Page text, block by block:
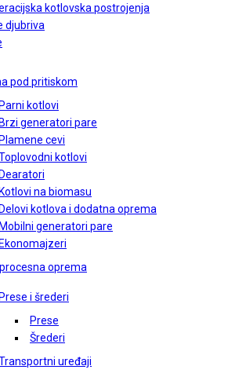
kotlovska postrojenja
djubriva
pod pritiskom
kotlovi
generatori pare
cevi
kotlovi
na biomasu
kotlova i dodatna oprema
generatori pare
oprema
i šrederi
Prese
Šrederi
uređaji